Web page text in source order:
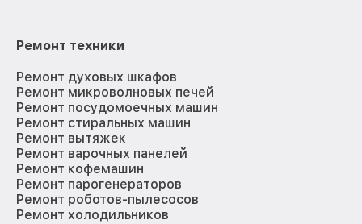
Ремонт техники
Ремонт духовых шкафов
Ремонт микроволновых печей
Ремонт посудомоечных машин
Ремонт стиральных машин
Ремонт вытяжек
Ремонт варочных панелей
Ремонт кофемашин
Ремонт парогенераторов
Ремонт роботов-пылесосов
Ремонт холодильников